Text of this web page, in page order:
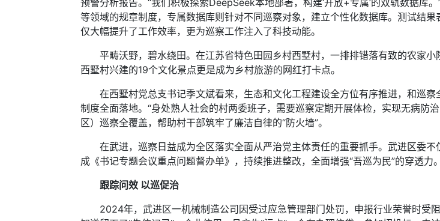
预警分析报告。“我们积极探索DeepSeek本地部署，构建‘开放+专属’的双轨数据库
等领域的规章制度，专属数据库则针对不同巡察对象，建立个性化数据库。测试结
仅大幅提升了工作效率，更为巡察工作注入了科技动能。
平畴沃野，碧水绕田。在江苏省特色田园乡村西墅村，一排排错落有致的农家小
西墅村兴建的19个文化景点更是成为乡村旅游的网红打卡点。
在西墅村党总支书记季文斌看来，生态和文化工程建设全方位有序推进，和巡察
制度全面落地。“身处熟人社会的村两委班子，需要巡察定期开展体检，实现无病防
区）巡察全覆盖，帮助村干部筑牢了廉洁自律的“防火墙”。
在武进，巡察日益成为全区落实全面从严治党主体责任的重要抓手。武进区委不
成《书记专题会议重点问题督办单》，持续推进整改，全面增强“吾巡为民”的穿透力。
跟踪问效 以巡促治
2024年，武进区一机械制造公司因受过应急管理部门处罚，申报行业荣誉时受